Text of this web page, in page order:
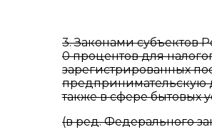
3. Законами субъектов
0 процентов для
зарегистрированных
предпринимательскую
также в сфере бытовых
(в ред. Федерального